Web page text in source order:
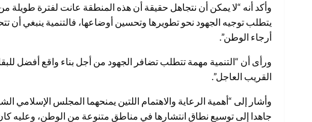
وأكد أنه “لا يمكن أن نتجاهل حقيقة أن هذه المنطقة عانت لفترة طويلة
يتطلب توجيه الجهود نحو تطويرها وتحسين أوضاعها، فالتنمية ينبغي
أرجاء الوطن”.
ورأى أن “التنمية مهمة تتطلب تضافر الجهود من أجل بناء واقع أفضل
القريب العاجل”.
وأشار إلى “أهمية الرعاية والاهتمام اللتين يمنحهما المجلس الإسلامي
جاهدا إلى توسيع نطاق انتشارها في مناطق متنوعة من الوطن، وعليه كان